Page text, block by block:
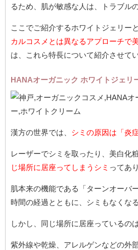
るため、肌が敏感な人は、トラブル
ここでご紹介するホワイトジェリー
カルコスメとは異なるアプローチで
は、これら特長について紹介させて
HANAオーガニック ホワイトジェリ
漢方の世界では、 シミの原因は「炎症
レーザーでシミを取ったり、美白化
じ場所に居座ってしまうシミ ってあ
肌本来の機能である「ターンオーバ
時間の経過とともに、シミもなくな
しかし、同じ場所に居座っているの
紫外線や乾燥、アレルゲンなどの外